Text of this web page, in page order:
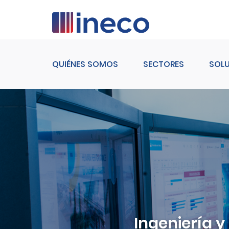
QUIÉNES SOMOS SECTORES
Image
Ingeniería